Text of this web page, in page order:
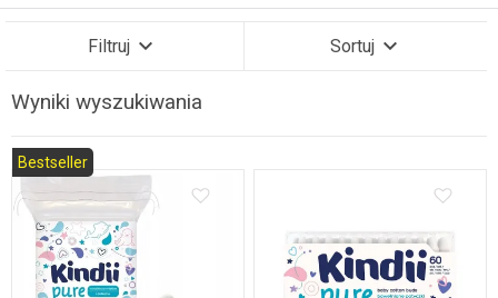
Polski
Po zmianie kraju część produktów może zostać usunięta z
Filtruj
Wyniki wyszukiwania
Sortuj
Bestseller